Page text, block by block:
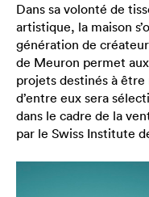
Dans sa volonté de
artistique, la maison
génération de
de Meuron permet
projets destinés à être
d’entre eux sera
dans le cadre de la
par le Swiss Institute